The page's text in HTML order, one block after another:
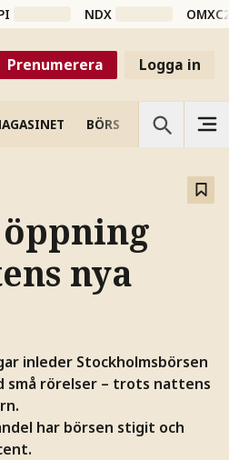
NDX
Prenumerera Logga in
BÖRS VETENSKAP
nya
inleder Stockholmsbörsen
små rörelser – trots nattens
har börsen stigit och